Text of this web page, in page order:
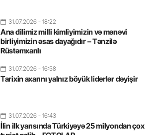
31.07.2026 - 18:22
Ana dilimiz milli kimliyimizin və mənəvi
birliyimizin əsas dayağıdır – Tənzilə
Rüstəmxanlı
31.07.2026 - 16:58
Tarixin axarını yalnız böyük liderlər dəyişir
31.07.2026 - 16:43
İlin ilk yarısında Türkiyəyə 25 milyondan çox